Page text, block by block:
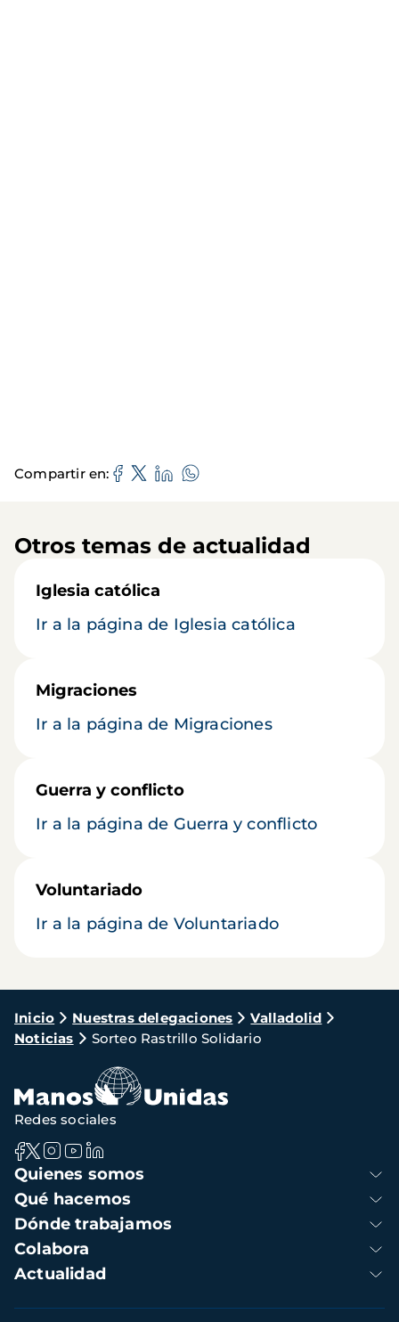
Compartir en
Otros temas de actualidad
Iglesia católica
Ir a la página de Iglesia católica
Migraciones
Ir a la página de Migraciones
Guerra y conflicto
Ir a la página de Guerra y conflicto
Voluntariado
Ir a la página de Voluntariado
Ruta
de
navegación
Inicio Nuestras delegaciones
Valladolid
Noticias
Sorteo Rastrillo Solidario
Navegación
principal
Quienes somos
Qué hacemos
Dónde trabajamos
Colabora
Actualidad
Redes sociales